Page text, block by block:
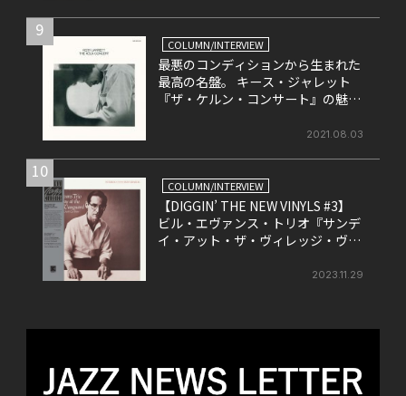
9
COLUMN/INTERVIEW
最悪のコンディションから生まれた
最高の名盤。 キース・ジャレット
『ザ・ケルン・コンサート』の魅力
2021.08.03
10
COLUMN/INTERVIEW
【DIGGIN’ THE NEW VINYLS #3】
ビル・エヴァンス・トリオ『サンデ
イ・アット・ザ・ヴィレッジ・ヴァ
2023.11.29